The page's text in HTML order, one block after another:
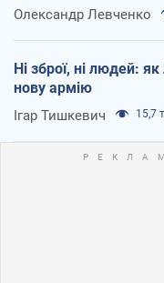
Олександр Левченко
Ні зброї, ні людей:
нову армію
Ігар Тишкевич 15,7